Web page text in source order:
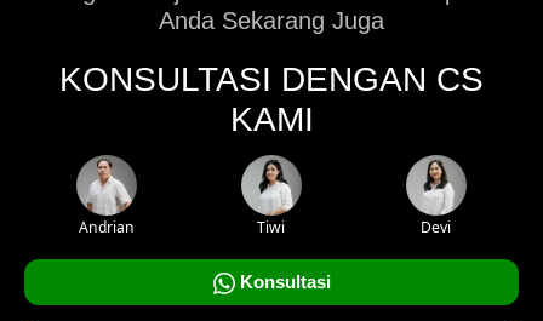
Anda Sekarang Juga
KONSULTASI DENGAN CS
KAMI
Andrian Tiwi Devi
Konsultasi